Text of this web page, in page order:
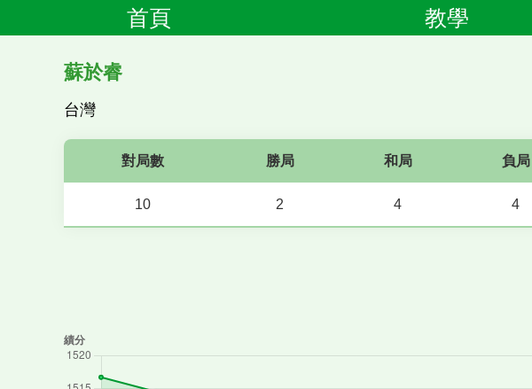
首頁 教學
蘇於睿
台灣
對局數 勝局 和局 負局
10 2 4 4